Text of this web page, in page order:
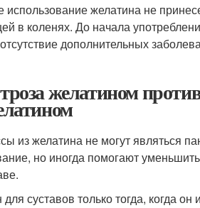
использование желатина не
в коленях. До начала
дополнительных
желатином
из желатина не могут являться
но иногда помогают
суставов только тогда, когда